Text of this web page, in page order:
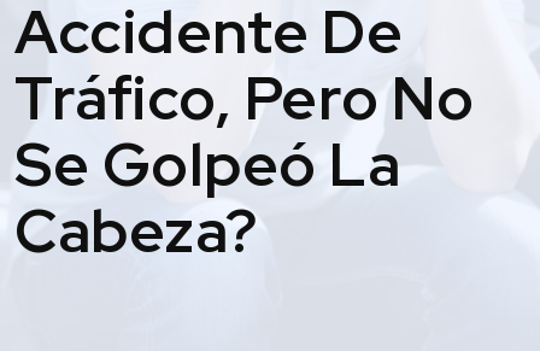
Accidente De
Tráfico, Pero No
Se Golpeó La
Cabeza?